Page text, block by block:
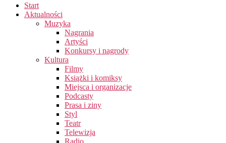
Start
Aktualności
Muzyka
Nagrania
Artyści
Konkursy i nagrody
Kultura
Filmy
Książki i komiksy
Miejsca i organizacje
Podcasty
Prasa i ziny
Styl
Teatr
Telewizja
Radio